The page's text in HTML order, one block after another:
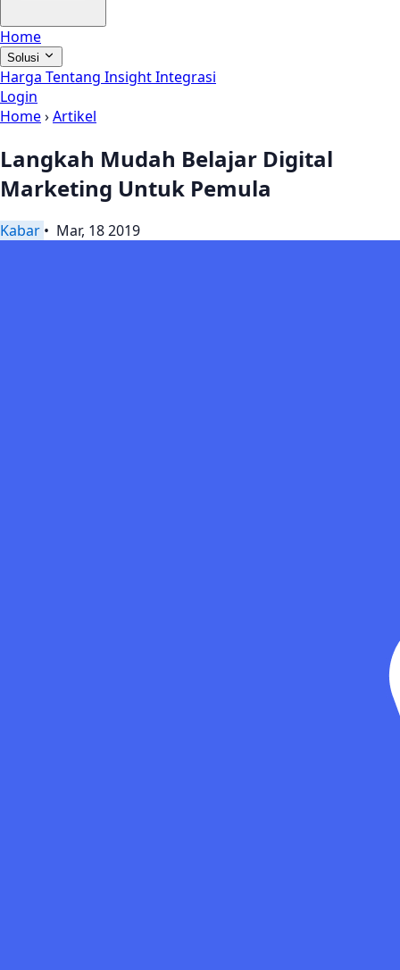
Home
Solusi
Harga Tentang InsightIntegrasi
Login
Home›Artikel
Langkah Mudah Belajar Digital
Marketing Untuk Pemula
Kabar • Mar, 18 2019